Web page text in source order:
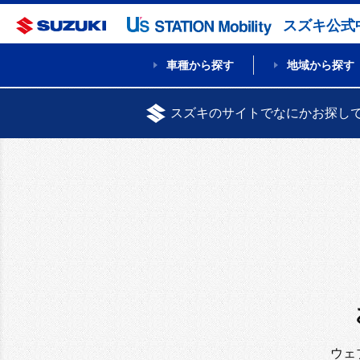
スズキ公式
車種から探す 地域から探す
スズキのサイトでなにかお探し
ウェ